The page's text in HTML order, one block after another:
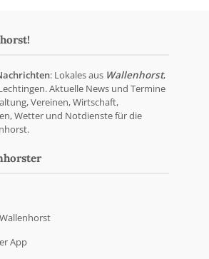
: Lokales aus Wallenhorst,
Aktuelle News und Termine
Vereinen, Wirtschaft,
Wetter und Notdienste für die
App